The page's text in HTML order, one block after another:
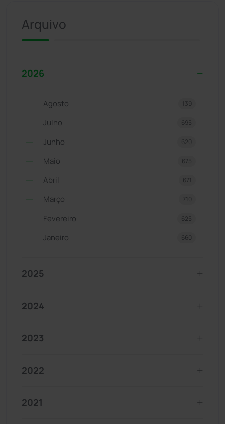
Arquivo
2026
Agosto 139
Julho 695
Junho 620
Maio 675
Abril 671
Março 710
Fevereiro 625
Janeiro 660
2025
2024
2023
2022
2021